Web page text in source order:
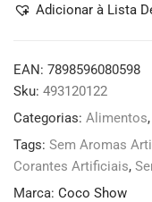
Adicionar à Lista
EAN: 7898596080598
Sku: 493120122
Categorias: Alimentos,
Tags: Sem Aromas
Corantes Artificiais,
Marca: Coco Show